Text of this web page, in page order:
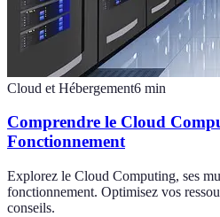
Cloud et Hébergement6 min
Comprendre le Cloud
Fonctionnement
Explorez le Cloud Computing, ses
fonctionnement. Optimisez vos
conseils.